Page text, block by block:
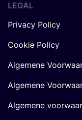
LEGAL
Privacy Policy
Cookie Policy
Algemene
Algemene
Algemene